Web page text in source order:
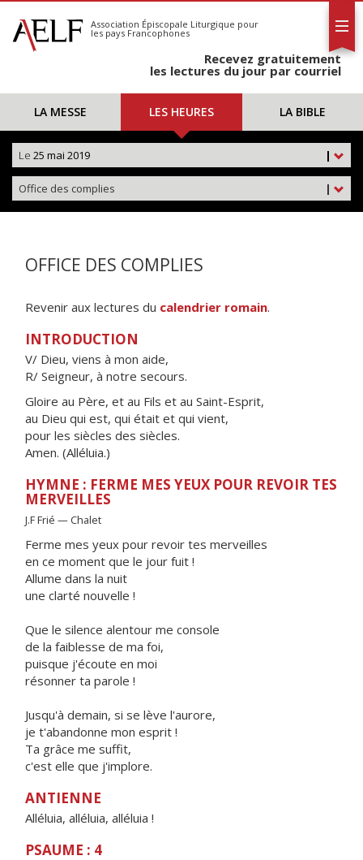
S'abonner
Calendrier
Association Épiscopale Liturgique pour
les pays Francophones
Recevez gratuitement
les lectures du jour par courriel
LA MESSE LES HEURES LA BIBLE
|
Le 25 mai 2019
|
Office des complies
OFFICE DES COMPLIES
Revenir aux lectures du calendrier romain.
INTRODUCTION
V/ Dieu, viens à mon aide,
R/ Seigneur, à notre secours.
Gloire au Père, et au Fils et au Saint-Esprit,
au Dieu qui est, qui était et qui vient,
pour les siècles des siècles.
Amen. (Alléluia.)
HYMNE : FERME MES YEUX POUR REVOIR TES
MERVEILLES
J.F Frié — Chalet
Ferme mes yeux pour revoir tes merveilles
en ce moment que le jour fuit !
Allume dans la nuit
une clarté nouvelle !
Que le silence alentour me console
de la faiblesse de ma foi,
puisque j'écoute en moi
résonner ta parole !
Jusqu'à demain, si se lève l'aurore,
je t'abandonne mon esprit !
Ta grâce me suffit,
c'est elle que j'implore.
ANTIENNE
Alléluia, alléluia, alléluia !
PSAUME : 4